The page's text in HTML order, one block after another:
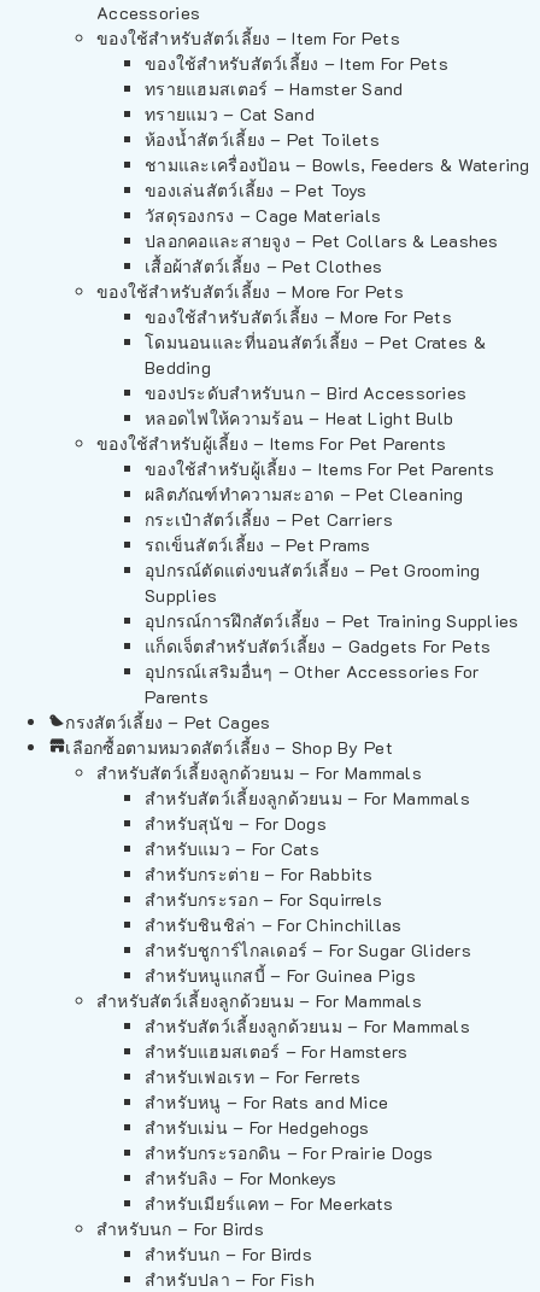
Accessories
ของใช้สำหรับสัตว์เลี้ยง – Item For Pets
ของใช้สำหรับสัตว์เลี้ยง – Item For Pets
ทรายแฮมสเตอร์ – Hamster Sand
ทรายแมว – Cat Sand
ห้องน้ำสัตว์เลี้ยง – Pet Toilets
ชามและเครื่องป้อน – Bowls, Feeders & Watering
ของเล่นสัตว์เลี้ยง – Pet Toys
วัสดุรองกรง – Cage Materials
ปลอกคอและสายจูง – Pet Collars & Leashes
เสื้อผ้าสัตว์เลี้ยง – Pet Clothes
ของใช้สำหรับสัตว์เลี้ยง – More For Pets
ของใช้สำหรับสัตว์เลี้ยง – More For Pets
โดมนอนและที่นอนสัตว์เลี้ยง – Pet Crates &
Bedding
ของประดับสำหรับนก – Bird Accessories
หลอดไฟให้ความร้อน – Heat Light Bulb
ของใช้สำหรับผู้เลี้ยง – Items For Pet Parents
ของใช้สำหรับผู้เลี้ยง – Items For Pet Parents
ผลิตภัณฑ์ทำความสะอาด – Pet Cleaning
กระเป๋าสัตว์เลี้ยง – Pet Carriers
รถเข็นสัตว์เลี้ยง – Pet Prams
อุปกรณ์ตัดแต่งขนสัตว์เลี้ยง – Pet Grooming
Supplies
อุปกรณ์การฝึกสัตว์เลี้ยง – Pet Training Supplies
แก็ดเจ็ตสำหรับสัตว์เลี้ยง – Gadgets For Pets
อุปกรณ์เสริมอื่นๆ – Other Accessories For
Parents
กรงสัตว์เลี้ยง – Pet Cages
เลือกซื้อตามหมวดสัตว์เลี้ยง – Shop By Pet
สำหรับสัตว์เลี้ยงลูกด้วยนม – For Mammals
สำหรับสัตว์เลี้ยงลูกด้วยนม – For Mammals
สำหรับสุนัข – For Dogs
สำหรับแมว – For Cats
สำหรับกระต่าย – For Rabbits
สำหรับกระรอก – For Squirrels
สำหรับชินชิล่า – For Chinchillas
สำหรับชูการ์ไกลเดอร์ – For Sugar Gliders
สำหรับหนูแกสบี้ – For Guinea Pigs
สำหรับสัตว์เลี้ยงลูกด้วยนม – For Mammals
สำหรับสัตว์เลี้ยงลูกด้วยนม – For Mammals
สำหรับแฮมสเตอร์ – For Hamsters
สำหรับเฟอเรท – For Ferrets
สำหรับหนู – For Rats and Mice
สำหรับเม่น – For Hedgehogs
สำหรับกระรอกดิน – For Prairie Dogs
สำหรับลิง – For Monkeys
สำหรับเมียร์แคท – For Meerkats
สำหรับนก – For Birds
สำหรับนก – For Birds
สำหรับปลา – For Fish